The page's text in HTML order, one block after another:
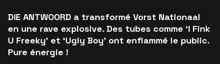
DIE ANTWOORD a transformé Vorst Nationaal
en une rave explosive. Des tubes comme ‘I Fink
U Freeky’ et ‘Ugly Boy’ ont enflammé le public.
Pure énergie !